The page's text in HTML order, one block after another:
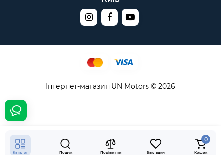
Каталог Пошук Порівняння Закладки
0
Кошик
4.236₴ В кошик
Інтернет-магазин UN Motors © 2026